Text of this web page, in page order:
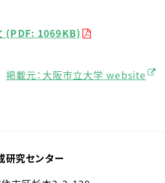
(PDF: 1069KB)
掲載元：大阪市立大学 website
研究センター